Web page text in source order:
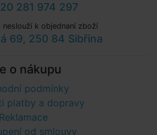
281 974 297
neslouží k objednaní zboží
69, 250 84 Sibřina
o nákupu
podmínky
platby a dopravy
Reklamace
od smlouvy